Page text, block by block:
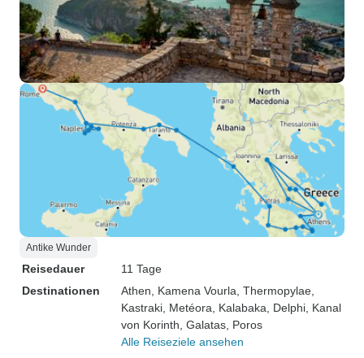
Antike Wunder
Reisedauer
11 Tage
Destinationen
Athen , Kamena Vourla , Thermopylae
Kastraki , Metéora , Kalabaka , Delphi , Kanal
von Korinth , Galatas , Poros
Alle Reiseziele ansehen